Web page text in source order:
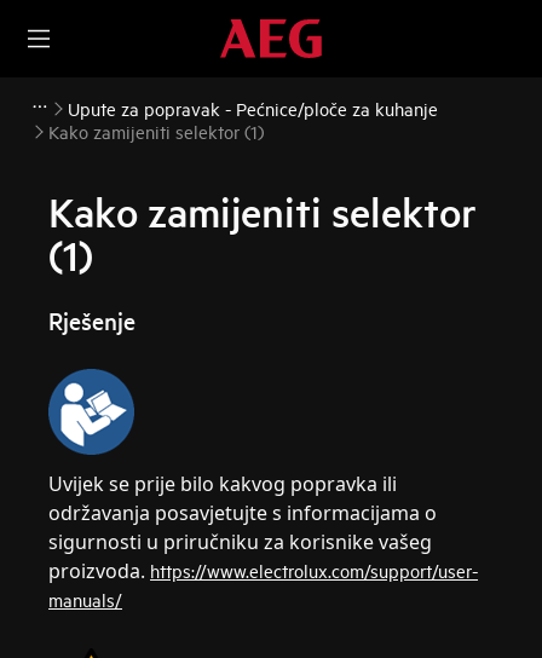
Upute za popravak - Pećnice/ploče za kuhanje
Kako zamijeniti selektor (1)
Kako zamijeniti selektor
(1)
Rješenje
Uvijek se prije bilo kakvog popravka ili
održavanja posavjetujte s informacijama o
sigurnosti u priručniku za korisnike vašeg
proizvoda. https://www.electrolux.com/support/user-
manuals/